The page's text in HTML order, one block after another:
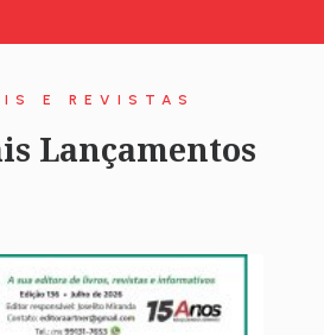
E REVISTAS
Lançamentos